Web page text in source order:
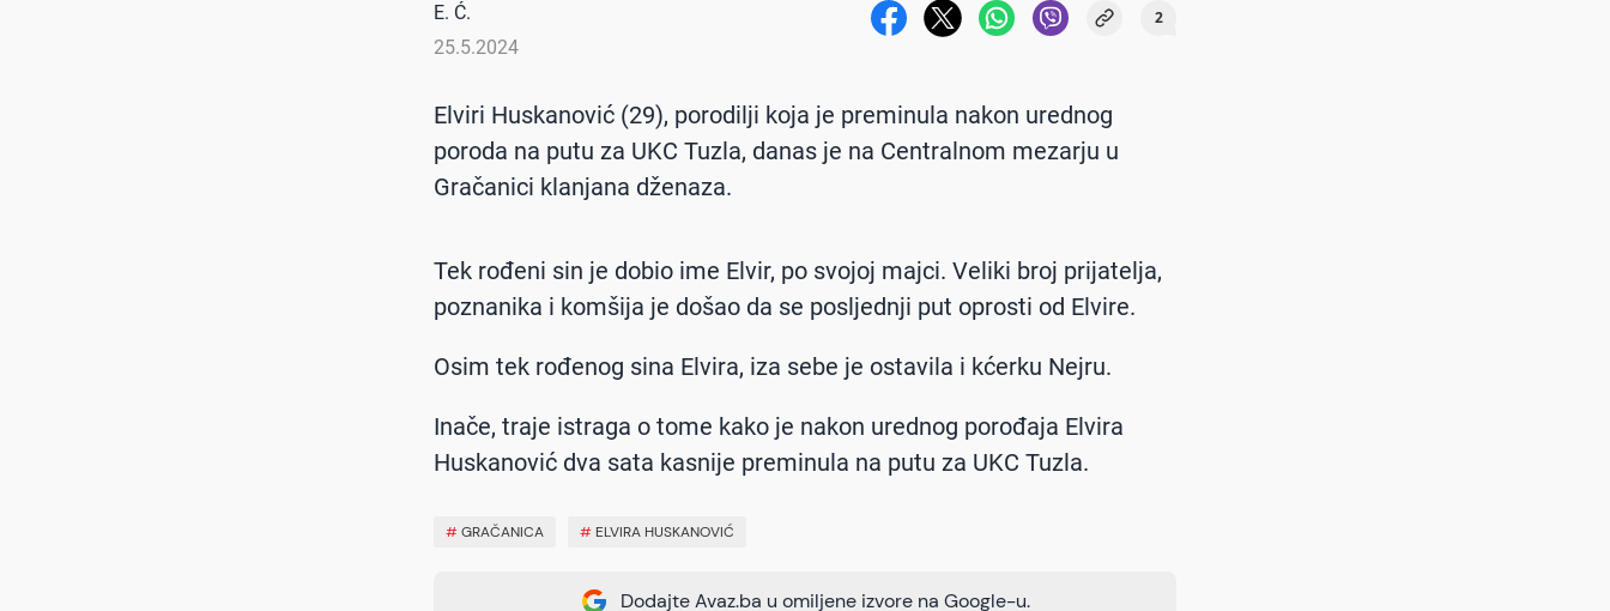
E. Ć.
25.5.2024
2
Elviri Huskanović (29), porodilji koja je preminula nakon urednog
poroda na putu za UKC Tuzla, danas je na Centralnom mezarju u
Gračanici klanjana dženaza.
Tek rođeni sin je dobio ime Elvir, po svojoj majci. Veliki broj prijatelja,
poznanika i komšija je došao da se posljednji put oprosti od Elvire.
Osim tek rođenog sina Elvira, iza sebe je ostavila i kćerku Nejru.
Inače, traje istraga o tome kako je nakon urednog porođaja Elvira
Huskanović dva sata kasnije preminula na putu za UKC Tuzla.
#GRAČANICA # ELVIRA HUSKANOVIĆ
Dodajte Avaz.ba u omiljene izvore na Google-u.